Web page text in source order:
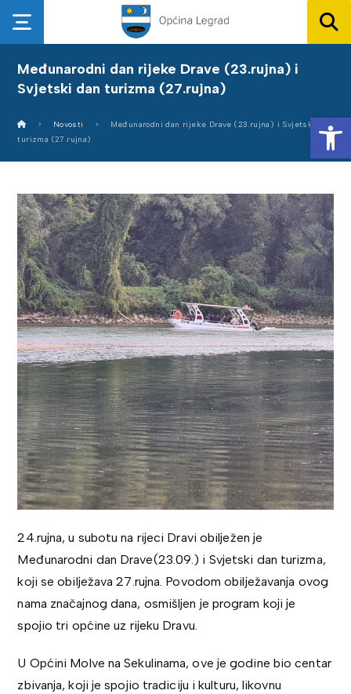
Međunarodni dan rijeke Drave (23.rujna) i
Svjetski dan turizma (27.rujna)
Novosti
Međunarodni dan rijeke Drave (23.rujna) i Svjetski dan
turizma (27.rujna)
24.rujna, u subotu na rijeci Dravi obilježen je
Međunarodni dan Drave(23.09.) i Svjetski dan turizma,
koji se obilježava 27.rujna. Povodom obilježavanja ovog
nama značajnog dana, osmišljen je program koji je
spojio tri općine uz rijeku Dravu.
U Općini Molve na Sekulinama, ove je godine bio centar
zbivanja, koji je spojio tradiciju i kulturu, likovnu